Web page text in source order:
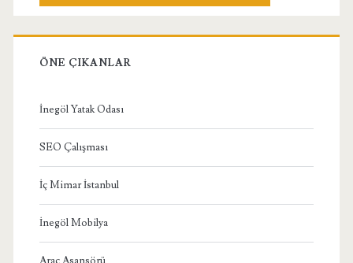
ÖNE ÇIKANLAR
İnegöl Yatak Odası
SEO Çalışması
İç Mimar İstanbul
İnegöl Mobilya
Araç Asansörü